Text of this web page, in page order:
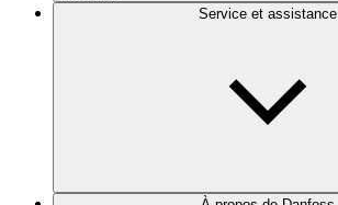
Service et assistance